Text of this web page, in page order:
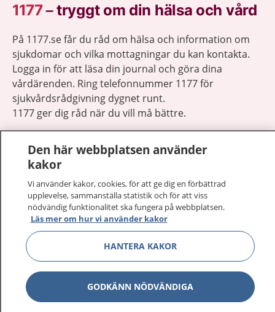
1177–tryggt om din hälsa och vård
På 1177.se får du råd om hälsa och information om
sjukdomar och vilka mottagningar du kan kontakta.
Logga in för att läsa din journal och göra dina
vårdärenden. Ring telefonnummer 1177 för
sjukvårdsrådgivning dygnet runt.
1177 ger dig råd när du vill må bättre.
1177 på flera språk
Om 1177
Kontakt Visa
Behandling av personuppgifter
Den här webbplatsen använder
kakor
Vi använder kakor, cookies, för att ge dig en förbättrad
upplevelse, sammanställa statistik och för att viss
nödvändig funktionalitet ska fungera på webbplatsen.
Läs mer om hur vi använder kakor
HANTERA KAKOR
GODKÄNN NÖDVÄNDIGA